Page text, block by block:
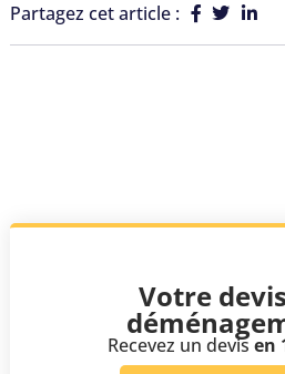
Partagez cet article :
Votre
Recevez un devisen